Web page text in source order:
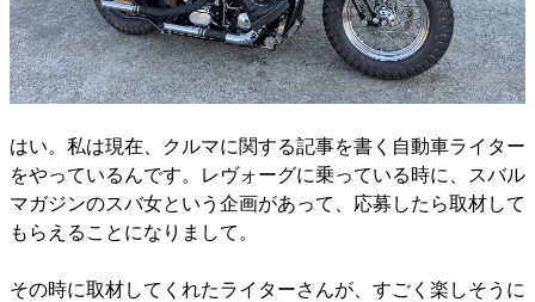
はい。私は現在、クルマに関する記事を書く自動車ライター
をやっているんです。レヴォーグに乗っている時に、スバル
マガジンのスバ女という企画があって、応募したら取材して
もらえることになりまして。
その時に取材してくれたライターさんが、すごく楽しそうに